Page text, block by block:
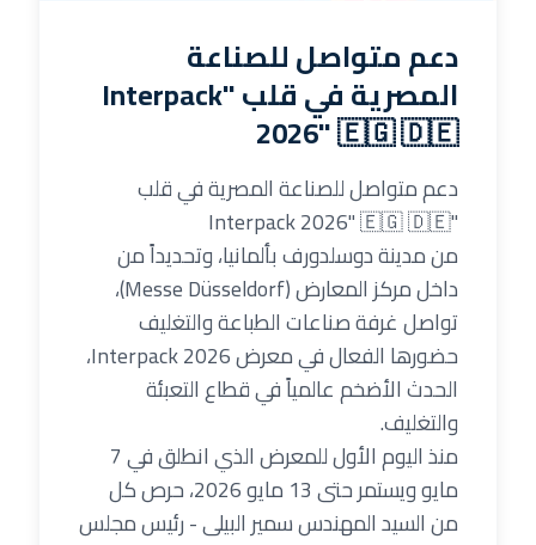
دعم متواصل للصناعة
المصرية في قلب "Interpack
2026" 🇪🇬 🇩🇪
دعم متواصل للصناعة المصرية في قلب
"Interpack 2026" 🇪🇬 🇩🇪
من مدينة دوسلدورف بألمانيا، وتحديداً من
داخل مركز المعارض (Messe Düsseldorf)،
تواصل غرفة صناعات الطباعة والتغليف
حضورها الفعال في معرض Interpack 2026،
الحدث الأضخم عالمياً في قطاع التعبئة
والتغليف.
منذ اليوم الأول للمعرض الذي انطلق في 7
مايو ويستمر حتى 13 مايو 2026، حرص كل
من السيد المهندس سمير البيلى - رئيس مجلس